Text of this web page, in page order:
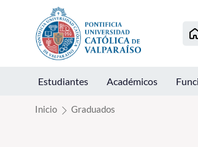
Click acá para ir directamente al contenido
Estudiantes Académicos
Inicio Graduados